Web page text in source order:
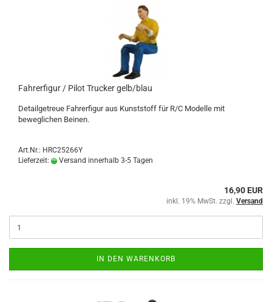
Fahrerfigur / Pilot Trucker gelb/blau
Detailgetreue Fahrerfigur aus Kunststoff für R/C Modelle mit
beweglichen Beinen.
Art.Nr.: HRC25266Y
Lieferzeit:
Versand innerhalb 3-5 Tagen
16,90 EUR
inkl. 19% MwSt. zzgl. Versand
IN DEN WARENKORB